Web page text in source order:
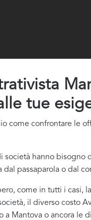
tue
come confrontare le
hanno bisogno
passaparola o dal
come in tutti i
il diverso costo
a Mantova o ancora le